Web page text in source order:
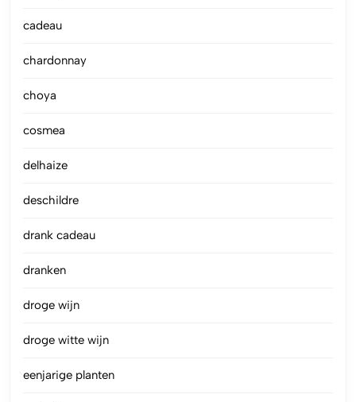
cadeau
chardonnay
choya
cosmea
delhaize
deschildre
drank cadeau
dranken
droge wijn
droge witte wijn
eenjarige planten